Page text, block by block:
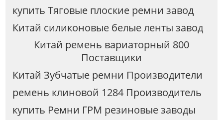
купить Тяговые плоские ремни завод
Китай силиконовые белые ленты завод
Китай ремень вариаторный 800
Поставщики
Китай Зубчатые ремни Производители
ремень клиновой 1284 Производитель
купить Ремни ГРМ резиновые заводы